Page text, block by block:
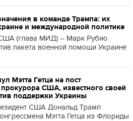
в команде Трампа: их
и международной политике
США (глава МИД) – Марк Рубио
пакета военной помощи Украине
Мэтта Гетца на пост
прокурора США, известного своей
поддержки Украины
США Дональд Трамп
Мэтта Гетца из Флориды